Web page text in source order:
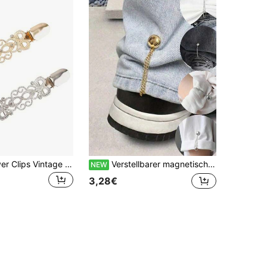
2 Stück Pullover Clips Vintage Kleiderclips Rückengurt Schal Cardigan Kragen Clips können Kleider und Hosen Taille enger machen, Metall NEW Verstellbarer magnetischer Hosenbein-Manschetten-Clip, langanhaltend abnehmbare Legierung, geeignet für Hosen und T-Shirts, Hosenlänge ohne Nähen verkürzen, magnetischer Verschluss
3,28€